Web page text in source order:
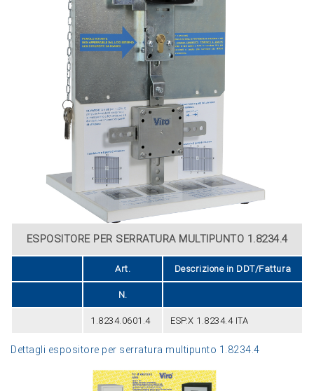
ESPOSITORE PER SERRATURA MULTIPUNTO 1.8234.4
Art. Descrizione in DDT/Fattura
N.
1.8234.0601.4 ESP.X 1.8234.4 ITA
Dettagli espositore per serratura multipunto 1.8234.4